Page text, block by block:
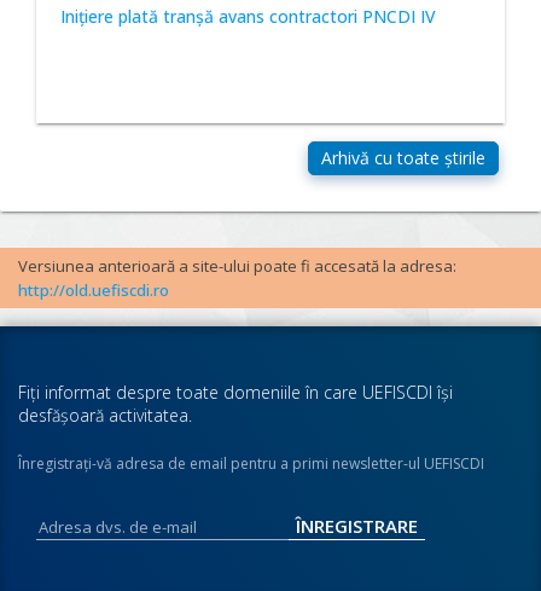
Inițiere plată tranșă avans contractori PNCDI IV
Versiunea anterioară a site-ului poate fi accesată la adresa:
http://old.uefiscdi.ro
Fiţi informat despre toate domeniile în care UEFISCDI îşi
desfăşoară activitatea.
Înregistraţi-vă adresa de email pentru a primi newsletter-ul UEFISCDI